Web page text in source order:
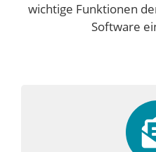
wichtige Funktionen
Software